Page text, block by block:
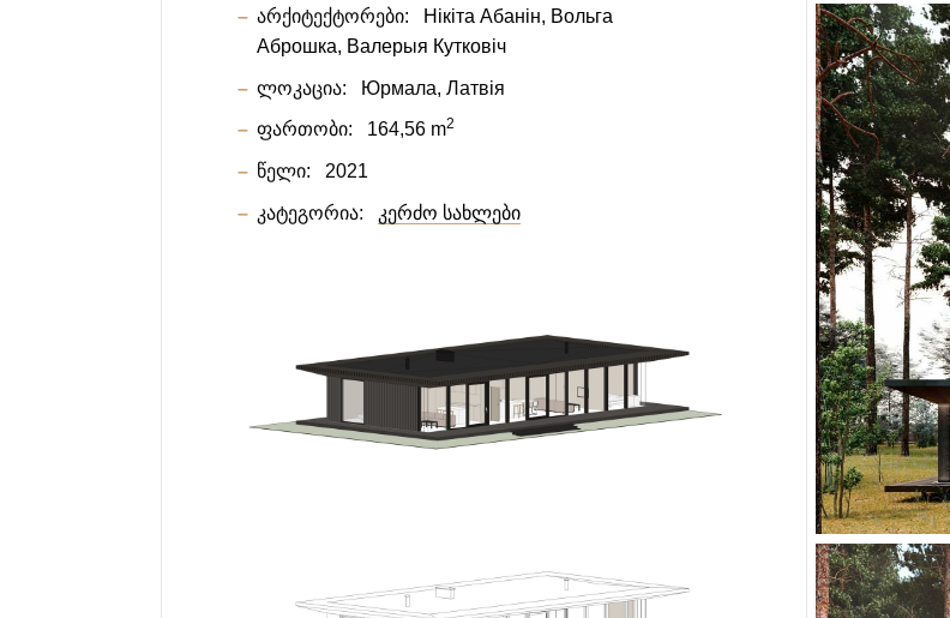
არქიტექტორები: Нiкiта Абанiн
Вольга
Aброшкa
Валерыя Кутковiч
ლოკაცია: Юрмала, Латвія
ფართობი: 164,56 m2
წელი: 2021
კატეგორია: კერძო სახლები